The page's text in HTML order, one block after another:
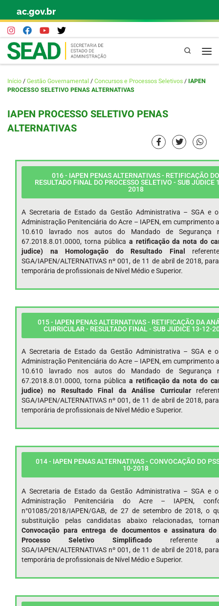
Skip to content
ac.gov.br
Pesquisa
Início/Gestão Governamental /Concursos e Processos Seletivos/IAPEN
PROCESSO SELETIVO PENAS ALTERNATIVAS
IAPEN PROCESSO SELETIVO PENAS
ALTERNATIVAS
016 - IAPEN PENAS ALTERNATIVAS - RETIFICAÇÃO DO
RESULTADO FINAL DO PROCESSO SELETIVO - SUB JUDICE
2018
A Secretaria de Estado da Gestão Administrativa – SGA e
Administração Penitenciária do Acre – IAPEN, em cumprimento
10.610 lavrado nos autos do Mandado de Segurança
67.2018.8.01.0000, torna pública a retificação da nota do
judice) na Homologação do Resultado Final
SGA/IAPEN/ALTERNATIVAS nº 001, de 11 de abril de 2018,
temporária de profissionais de Nível Médio e Superior.
015 - IAPEN PENAS ALTERNATIVAS - RETIFICAÇÃO DA
CURRICULAR - RESULTADO FINAL - SUB JUDICE 13-12-
A Secretaria de Estado da Gestão Administrativa – SGA e
Administração Penitenciária do Acre – IAPEN, em cumprimento
10.610 lavrado nos autos do Mandado de Segurança
67.2018.8.01.0000, torna pública a retificação da nota do
judice) no Resultado Final da Análise Curricular
SGA/IAPEN/ALTERNATIVAS nº 001, de 11 de abril de 2018,
temporária de profissionais de Nível Médio e Superior.
014 - IAPEN PENAS ALTERNATIVAS - CONVOCAÇÃO DO
10-2018
A Secretaria de Estado da Gestão Administrativa – SGA e
Administração Penitenciária do Acre – IAPEN,
n°01085/2018/IAPEN/GAB, de 27 de setembro de 2018, o
substituição pelas candidatas abaixo relacionadas,
Convocação para entrega de documentos e assinatura
Processo Seletivo Simplificado referente
SGA/IAPEN/ALTERNATIVAS nº 001, de 11 de abril de 2018,
temporária de profissionais de Nível Médio e Superior.